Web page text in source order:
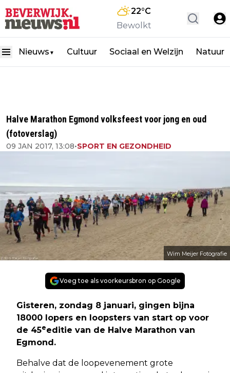
22°C
Bewolkt
Nieuws ▼ Cultuur Sociaal en Welzijn Natuur
Halve Marathon Egmond volksfeest voor jong en oud
(fotoverslag)
09 JAN 2017, 13:08•SPORT EN GEZONDHEID
Wim Meijer Fotografie
Voeg toe als voorkeursbron op Google
Gisteren, zondag 8 januari, gingen bijna
18000 lopers en loopsters van start op voor
de 45eeditie van de Halve Marathon van
Egmond.
Behalve dat de loopevenement grote